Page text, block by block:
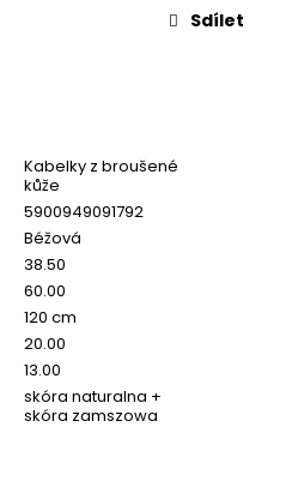
Sdílet
Kabelky z broušené
kůže
5900949091792
Béžová
38.50
60.00
120 cm
20.00
13.00
skóra naturalna +
skóra zamszowa